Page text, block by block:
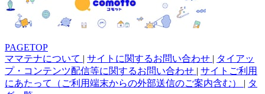
PAGETOP
ママテナについて | サイトに関するお問い合わせ | タイアッ
プ・コンテンツ配信等に関するお問い合わせ | サイトご利用
にあたって（ご利用端末からの外部送信のご案内含む） | タ